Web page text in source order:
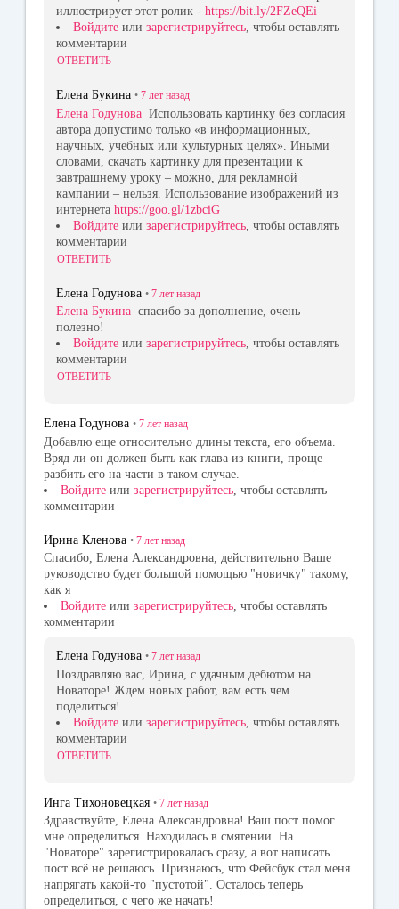
иллюстрирует этот ролик - https://bit.ly/2FZeQEi
Войдите или зарегистрируйтесь, чтобы оставлять
комментарии
ОТВЕТИТЬ
Елена Букина • 7 лет назад
Елена Годунова Использовать картинку без согласия
автора допустимо только «в информационных,
научных, учебных или культурных целях». Иными
словами, скачать картинку для презентации к
завтрашнему уроку – можно, для рекламной
кампании – нельзя. Использование изображений из
интернета https://goo.gl/1zbciG
Войдите или зарегистрируйтесь , чтобы оставлять
комментарии
ОТВЕТИТЬ
Елена Годунова • 7 лет назад
Елена Букина спасибо за дополнение, очень
полезно!
Войдите или зарегистрируйтесь, чтобы оставлять
комментарии
ОТВЕТИТЬ
Елена Годунова • 7 лет назад
Добавлю еще относительно длины текста, его объема.
Вряд ли он должен быть как глава из книги, проще
разбить его на части в таком случае.
Войдите или зарегистрируйтесь , чтобы оставлять
комментарии
Ирина Кленова • 7 лет назад
Спасибо, Елена Александровна, действительно Ваше
руководство будет большой помощью "новичку" такому,
как я
Войдите или зарегистрируйтесь, чтобы оставлять
комментарии
Елена Годунова • 7 лет назад
Поздравляю вас, Ирина, с удачным дебютом на
Новаторе! Ждем новых работ, вам есть чем
поделиться!
Войдите или зарегистрируйтесь , чтобы оставлять
комментарии
ОТВЕТИТЬ
Инга Тихоновецкая • 7 лет назад
Здравствуйте, Елена Александровна! Ваш пост помог
мне определиться. Находилась в смятении. На
"Новаторе" зарегистрировалась сразу, а вот написать
пост всё не решаюсь. Признаюсь, что Фейсбук стал меня
напрягать какой-то "пустотой". Осталось теперь
определиться, с чего же начать!